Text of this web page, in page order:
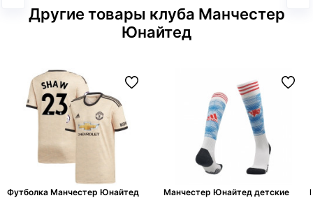
Другие товары клуба Манчестер
Юнайтед
Футболка Манчестер Юнайтед
Манчестер Юнайтед детские